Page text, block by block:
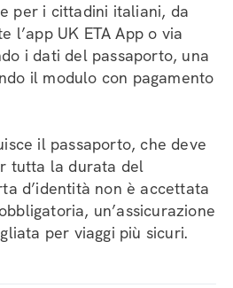
per i cittadini italiani, da
l’app UK ETA App o via
i dati del passaporto, una
il modulo con pagamento
il passaporto, che deve
tutta la durata del
d’identità non è accettata
un’assicurazione
per viaggi più sicuri.